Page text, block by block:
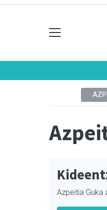
Azpeitia Guka